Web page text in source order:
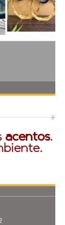
acentos.